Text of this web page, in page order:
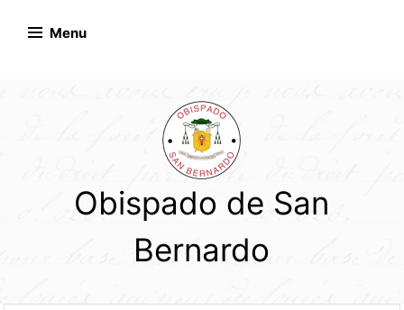
Menu
Obispado de San
Bernardo